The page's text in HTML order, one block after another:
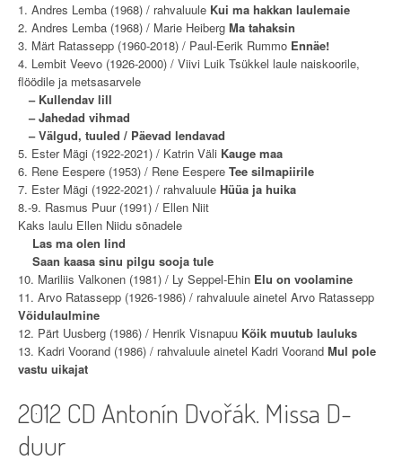
1. Andres Lemba (1968) / rahvaluule Kui ma hakkan laulemaie
2. Andres Lemba (1968) / Marie Heiberg Ma tahaksin
3. Märt Ratassepp (1960-2018) / Paul-Eerik Rummo Ennäe!
4. Lembit Veevo (1926-2000) / Viivi Luik Tsükkel laule naiskoorile,
flöödile ja metsasarvele
– Kullendav lill
– Jahedad vihmad
– Välgud, tuuled / Päevad lendavad
5. Ester Mägi (1922-2021) / Katrin Väli Kauge maa
6. Rene Eespere (1953) / Rene Eespere Tee silmapiirile
7. Ester Mägi (1922-2021) / rahvaluule Hüüa ja huika
8.-9. Rasmus Puur (1991) / Ellen Niit
Kaks laulu Ellen Niidu sõnadele
Las ma olen lind
Saan kaasa sinu pilgu sooja tule
10. Mariliis Valkonen (1981) / Ly Seppel-Ehin Elu on voolamine
11. Arvo Ratassepp (1926-1986) / rahvaluule ainetel Arvo Ratassepp
Võidulaulmine
12. Pärt Uusberg (1986) / Henrik Visnapuu Kõik muutub lauluks
13. Kadri Voorand (1986) / rahvaluule ainetel Kadri Voorand Mul pole
vastu uikajat
2012 CD Antonín Dvořák. Missa D-
duur